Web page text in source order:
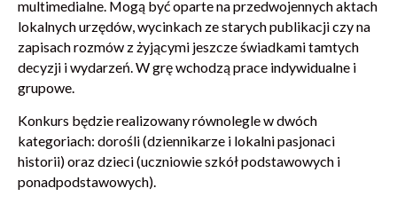
multimedialne. Mogą być oparte na przedwojennych aktach
lokalnych urzędów, wycinkach ze starych publikacji czy na
zapisach rozmów z żyjącymi jeszcze świadkami tamtych
decyzji i wydarzeń. W grę wchodzą prace indywidualne i
grupowe.
Konkurs będzie realizowany równolegle w dwóch
kategoriach: dorośli (dziennikarze i lokalni pasjonaci
historii) oraz dzieci (uczniowie szkół podstawowych i
ponadpodstawowych).